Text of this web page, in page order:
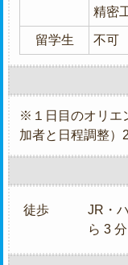
精密
留学生 不可
※１日目のオリエ
加者と日程調整）
徒歩
JR・
ら 3 分